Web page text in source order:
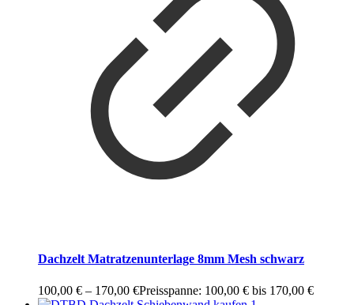
Dachzelt Matratzenunterlage 8mm Mesh schwarz
100,00 € – 170,00 €Preisspanne: 100,00 € bis 170,00 €